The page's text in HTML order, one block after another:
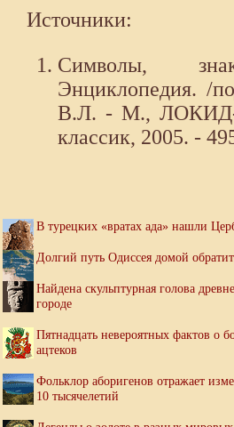
Источники:
Символы,
Энциклопедия. /
В.Л. - М.,
классик, 2005. -
В турецких «вратах ада» нашли
Долгий путь Одиссея домой
Найдена скульптурная голова
городе
Пятнадцать невероятных фактов о
ацтеков
Фольклор аборигенов отражает
10 тысячелетий